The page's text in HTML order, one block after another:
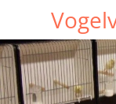
naar
de
hoofdinhoud